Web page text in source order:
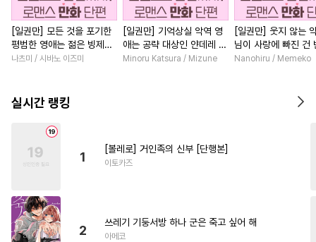
[일권만] 모든 것을 포기한
평범한 영애는 젊은 빙제의
총애를 받는다 [단행본]
나츠미 / 시바노 이즈미
[일권만] 기억상실 악역 영
애는 공략 대상인 얀데레 의
붓 오라버니에게서 도망칠
Minoru Katsura / Mizune
[일권만] 웃지 않는
님이 사랑에 빠진 건
저인 것 같습니다 [
Nanohiru / Memeko
실시간 랭킹
1
[볼레로] 거인족의 신부 [단행본]
이토카즈
2
쓰레기 기둥서방 하나 군은 죽고 싶어 해
아메코